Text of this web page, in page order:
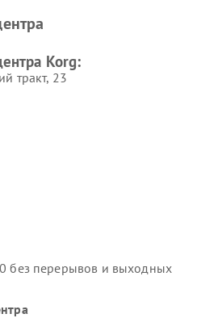
Korg:
тракт, 23
без перерывов и выходных